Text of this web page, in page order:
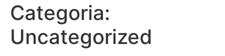
Categoria:
Uncategorized